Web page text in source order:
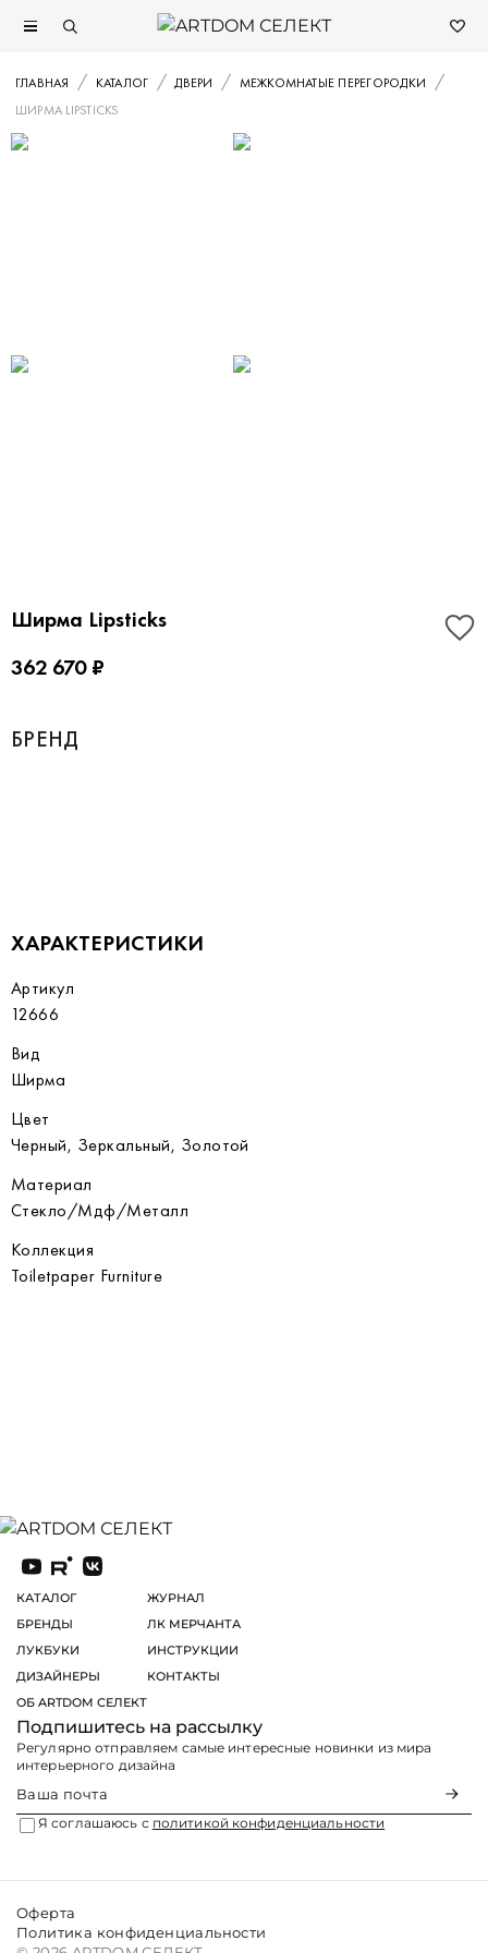
ГЛАВНАЯ КАТАЛОГ ДВЕРИ
МЕЖКОМНАТЫЕ ПЕРЕГОРОДКИ
ШИРМА LIPSTICKS
Ширма Lipsticks
362 670 ₽
БРЕНД
ХАРАКТЕРИСТИКИ
Артикул
12666
Вид
Ширма
Цвет
Черный, Зеркальный, Золотой
Материал
Стекло/Мдф/Металл
Коллекция
Toiletpaper Furniture
КАТАЛОГ
БРЕНДЫ
ЛУКБУКИ
ДИЗАЙНЕРЫ
ОБ ARTDOM СЕЛЕКТ
ЖУРНАЛ
ЛК МЕРЧАНТА
ИНСТРУКЦИИ
КОНТАКТЫ
Подпишитесь на рассылку
Регулярно отправляем самые интересные новинки из мира
интерьерного дизайна
Я соглашаюсь с политикой конфиденциальности
Оферта
Политика конфиденциальности